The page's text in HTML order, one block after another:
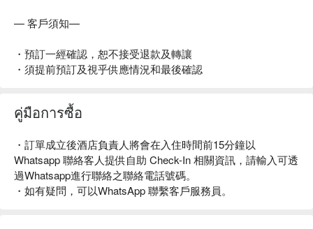
— 客戶須知—
・預訂一經確認，恕不接受退款及轉讓
・須提前預訂及視乎供應情況和最後確認
คู่มือการซื้อ
・訂單成立後酒店負責人將會在入住時間前15分鐘以
Whatsapp 聯絡客人提供自助 Check-In 相關資訊，請輸入可透
過Whatsapp進行聯絡之聯絡電話號碼。
・如有疑問，可以WhatsApp 聯繫客戶服務員。